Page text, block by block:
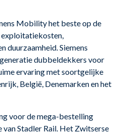
Mobility het beste op de
duurzaamheid. Siemens
dubbeldekkers voor
ervaring met soortgelijke
België, Denemarken en het
voor de mega-bestelling
Stadler Rail. Het Zwitserse